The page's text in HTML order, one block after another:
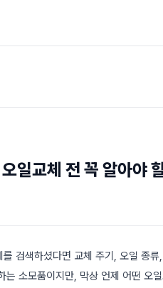
일교체 전 꼭 알아야
검색하셨다면 교체 주기, 오일 종
는 소모품이지만, 막상 언제 어떤 오